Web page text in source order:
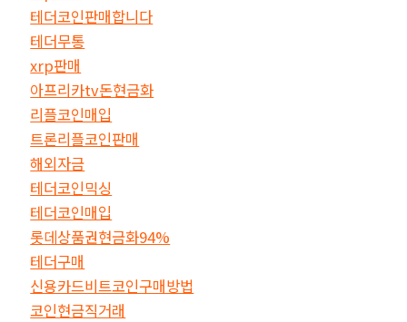
테더코인판매합니다
테더무통
xrp판매
아프리카tv돈현금화
리플코인매입
트론리플코인판매
해외자금
테더코인믹싱
테더코인매입
롯데상품권현금화94%
테더구매
신용카드비트코인구매방법
코인현금직거래